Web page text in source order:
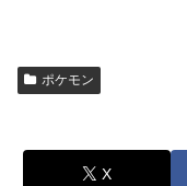
ポケモン
X